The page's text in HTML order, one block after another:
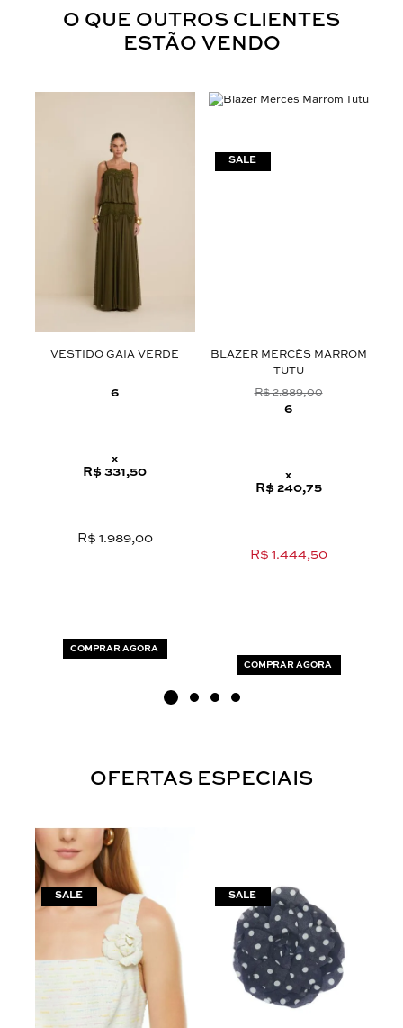
O QUE OUTROS CLIENTES
ESTÃO VENDO
VESTIDO GAIA VERDE
6
x
R$ 331,50
R$ 1.989,00
COMPRAR AGORA
BLAZER MERCÊS MARROM
TUTU
R$ 2.889,00
6
x
R$ 240,75
R$ 1.444,50
COMPRAR AGORA
OFERTAS ESPECIAIS